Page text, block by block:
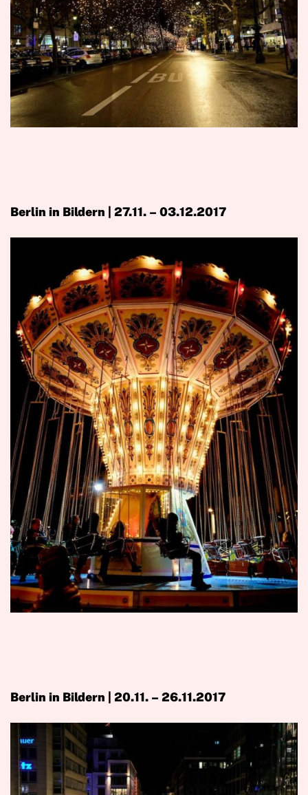
Berlin in Bildern | 27.11. – 03.12.2017
Berlin in Bildern | 20.11. – 26.11.2017